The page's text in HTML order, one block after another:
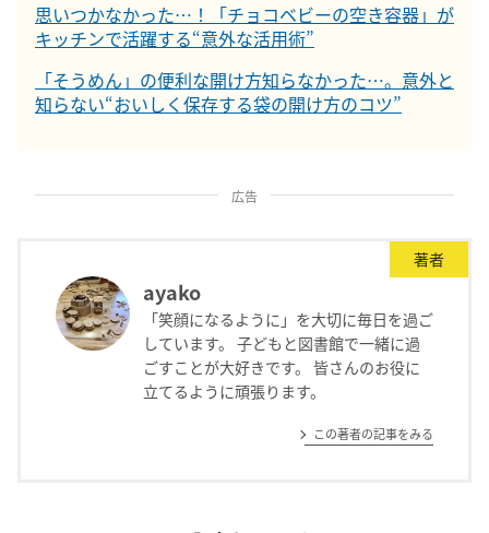
思いつかなかった…！「チョコベビーの空き容器」が
キッチンで活躍する“意外な活用術”
「そうめん」の便利な開け方知らなかった…。意外と
知らない“おいしく保存する袋の開け方のコツ”
広告
著者
ayako
「笑顔になるように」を大切に毎日を過ご
しています。 子どもと図書館で一緒に過
ごすことが大好きです。 皆さんのお役に
立てるように頑張ります。
この著者の記事をみる